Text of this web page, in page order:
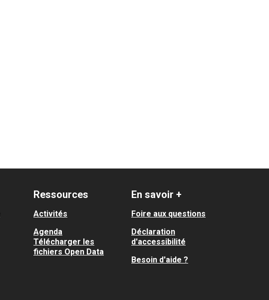
Ressources
Activités
Agenda
Télécharger les
fichiers Open Data
En savoir +
Foire aux questions
Déclaration
d'accessibilité
Besoin d'aide ?